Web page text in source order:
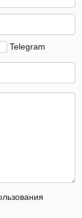
Telegram